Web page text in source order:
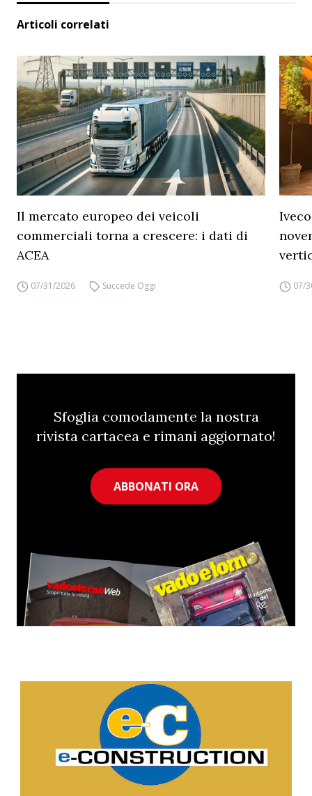
Articoli correlati
Il mercato europeo dei veicoli
commerciali torna a crescere: i dati di
ACEA
07/31/2026 Succede Oggi 07/
Sfoglia comodamente la nostra
rivista cartacea e rimani aggiornato!
ABBONATI ORA